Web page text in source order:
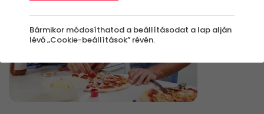
Bármikor módosíthatod a beállításodat a lap alján
lévő „Cookie-beállítások” révén.